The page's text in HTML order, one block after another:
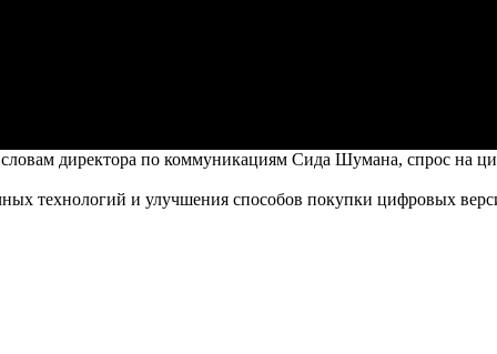
директора по коммуникациям Сида Шумана, спрос на
технологий и улучшения способов покупки цифровых